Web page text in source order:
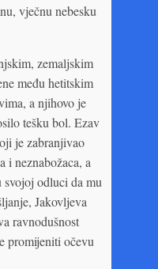
vječnu nebesku
zemaljskim
među hetitskim
a njihovo je
tešku bol. Ezav
je zabranjivao
i neznabožaca, a
odluci da mu
Jakovljeva
ravnodušnost
promijeniti očevu